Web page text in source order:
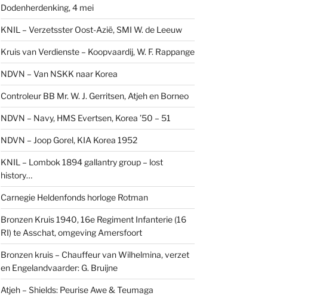
Dodenherdenking, 4 mei
KNIL – Verzetsster Oost-Azië, SMI W. de Leeuw
Kruis van Verdienste – Koopvaardij, W. F. Rappange
NDVN – Van NSKK naar Korea
Controleur BB Mr. W. J. Gerritsen, Atjeh en Borneo
NDVN – Navy, HMS Evertsen, Korea ’50 – 51
NDVN – Joop Gorel, KIA Korea 1952
KNIL – Lombok 1894 gallantry group – lost
history…
Carnegie Heldenfonds horloge Rotman
Bronzen Kruis 1940, 16e Regiment Infanterie (16
RI) te Asschat, omgeving Amersfoort
Bronzen kruis – Chauffeur van Wilhelmina, verzet
en Engelandvaarder: G. Bruijne
Atjeh – Shields: Peurise Awe & Teumaga